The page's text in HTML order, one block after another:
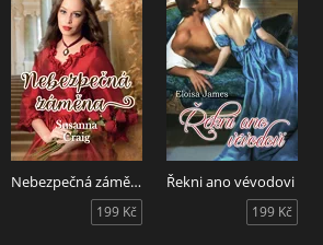
Nebezpečná záměna
199 Kč
Řekni ano vévodovi
199 Kč